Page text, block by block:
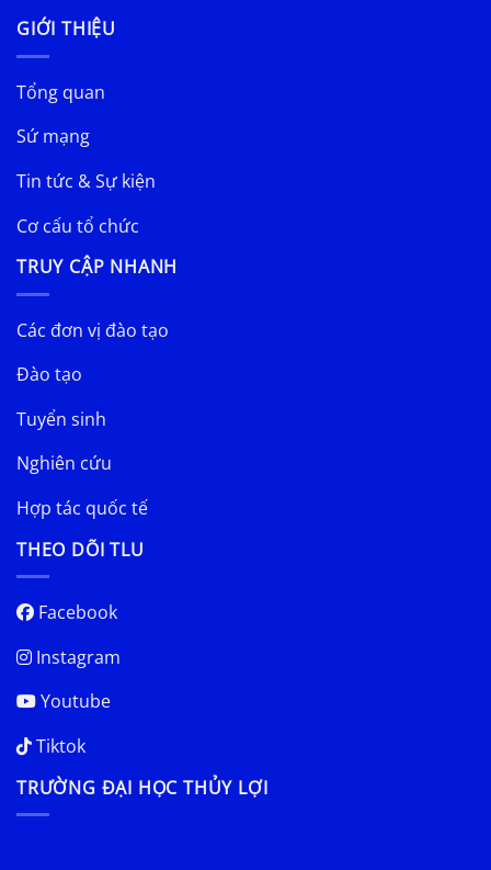
GIỚI THIỆU
Tổng quan
Sứ mạng
Tin tức & Sự kiện
Cơ cấu tổ chức
TRUY CẬP NHANH
Các đơn vị đào tạo
Đào tạo
Tuyển sinh
Nghiên cứu
Hợp tác quốc tế
THEO DÕI TLU
Facebook
Instagram
Youtube
Tiktok
TRƯỜNG ĐẠI HỌC THỦY LỢI